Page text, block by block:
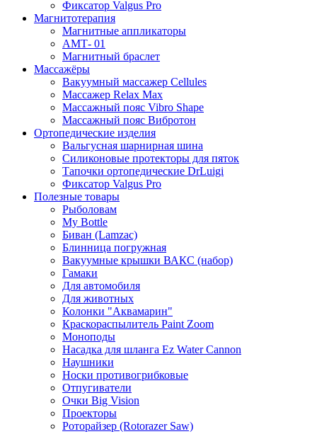
Фиксатор Valgus Pro
Магнитотерапия
Магнитные аппликаторы
АМТ- 01
Магнитный браслет
Массажёры
Вакуумный массажер Cellules
Массажер Relax Max
Массажный пояс Vibro Shape
Массажный пояс Вибротон
Ортопедические изделия
Вальгусная шарнирная шина
Силиконовые протекторы для пяток
Тапочки ортопедические DrLuigi
Фиксатор Valgus Pro
Полезные товары
Рыболовам
My Bottle
Биван (Lamzac)
Блинница погружная
Вакуумные крышки ВАКС (набор)
Гамаки
Для автомобиля
Для животных
Колонки "Аквамарин"
Краскораспылитель Paint Zoom
Моноподы
Насадка для шланга Ez Water Cannon
Наушники
Носки противогрибковые
Отпугиватели
Очки Big Vision
Проекторы
Роторайзер (Rotorazer Saw)